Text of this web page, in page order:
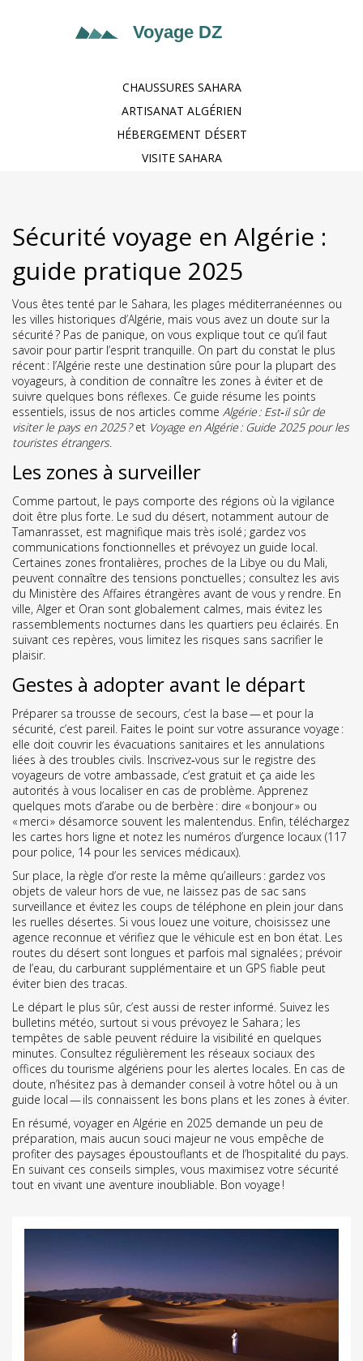
CHAUSSURES SAHARA
ARTISANAT ALGÉRIEN
HÉBERGEMENT DÉSERT
VISITE SAHARA
Sécurité voyage en Algérie :
guide pratique 2025
Vous êtes tenté par le Sahara, les plages méditerranéennes ou
les villes historiques d’Algérie, mais vous avez un doute sur la
sécurité ? Pas de panique, on vous explique tout ce qu’il faut
savoir pour partir l’esprit tranquille. On part du constat le plus
récent : l’Algérie reste une destination sûre pour la plupart des
voyageurs, à condition de connaître les zones à éviter et de
suivre quelques bons réflexes. Ce guide résume les points
essentiels, issus de nos articles comme Algérie : Est‑il sûr de
visiter le pays en 2025 ?et Voyage en Algérie : Guide 2025 pour les
touristes étrangers.
Les zones à surveiller
Comme partout, le pays comporte des régions où la vigilance
doit être plus forte. Le sud du désert, notamment autour de
Tamanrasset, est magnifique mais très isolé ; gardez vos
communications fonctionnelles et prévoyez un guide local.
Certaines zones frontalières, proches de la Libye ou du Mali,
peuvent connaître des tensions ponctuelles ; consultez les avis
du Ministère des Affaires étrangères avant de vous y rendre. En
ville, Alger et Oran sont globalement calmes, mais évitez les
rassemblements nocturnes dans les quartiers peu éclairés. En
suivant ces repères, vous limitez les risques sans sacrifier le
plaisir.
Gestes à adopter avant le départ
Préparer sa trousse de secours, c’est la base — et pour la
sécurité, c’est pareil. Faites le point sur votre assurance voyage :
elle doit couvrir les évacuations sanitaires et les annulations
liées à des troubles civils. Inscrivez‑vous sur le registre des
voyageurs de votre ambassade, c’est gratuit et ça aide les
autorités à vous localiser en cas de problème. Apprenez
quelques mots d’arabe ou de berbère : dire « bonjour » ou
« merci » désamorce souvent les malentendus. Enfin, téléchargez
les cartes hors ligne et notez les numéros d’urgence locaux (117
pour police, 14 pour les services médicaux).
Sur place, la règle d’or reste la même qu’ailleurs : gardez vos
objets de valeur hors de vue, ne laissez pas de sac sans
surveillance et évitez les coups de téléphone en plein jour dans
les ruelles désertes. Si vous louez une voiture, choisissez une
agence reconnue et vérifiez que le véhicule est en bon état. Les
routes du désert sont longues et parfois mal signalées ; prévoir
de l’eau, du carburant supplémentaire et un GPS fiable peut
éviter bien des tracas.
Le départ le plus sûr, c’est aussi de rester informé. Suivez les
bulletins météo, surtout si vous prévoyez le Sahara ; les
tempêtes de sable peuvent réduire la visibilité en quelques
minutes. Consultez régulièrement les réseaux sociaux des
offices du tourisme algériens pour les alertes locales. En cas de
doute, n’hésitez pas à demander conseil à votre hôtel ou à un
guide local — ils connaissent les bons plans et les zones à éviter.
En résumé, voyager en Algérie en 2025 demande un peu de
préparation, mais aucun souci majeur ne vous empêche de
profiter des paysages époustouflants et de l’hospitalité du pays.
En suivant ces conseils simples, vous maximisez votre sécurité
tout en vivant une aventure inoubliable. Bon voyage !